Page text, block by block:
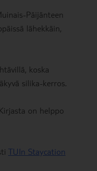
Päijänteen
lähekkäin,
koska
silika-kerros.
on helppo
TUIn Staycation